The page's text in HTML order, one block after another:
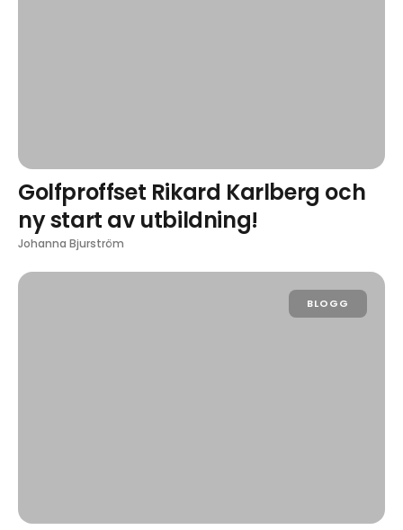
Golfproffset Rikard Karlberg och
ny start av utbildning!
Johanna Bjurström
BLOGG